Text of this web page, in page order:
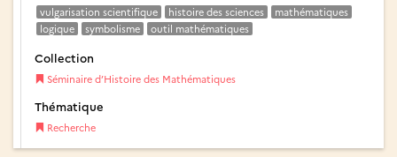
vulgarisation scientifique histoire des sciences
mathématiques
logique
symbolisme outil mathématiques
Collection
Séminaire d’Histoire des Mathématiques
Thématique
Recherche